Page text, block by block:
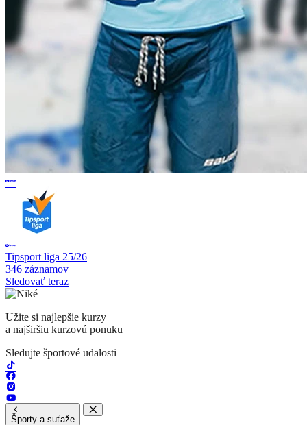
Tipsport liga 25/26
346 záznamov
Sledovať teraz
Užite si najlepšie kurzy
a najširšiu kurzovú ponuku
Sledujte športové udalosti
Športy a suťaže